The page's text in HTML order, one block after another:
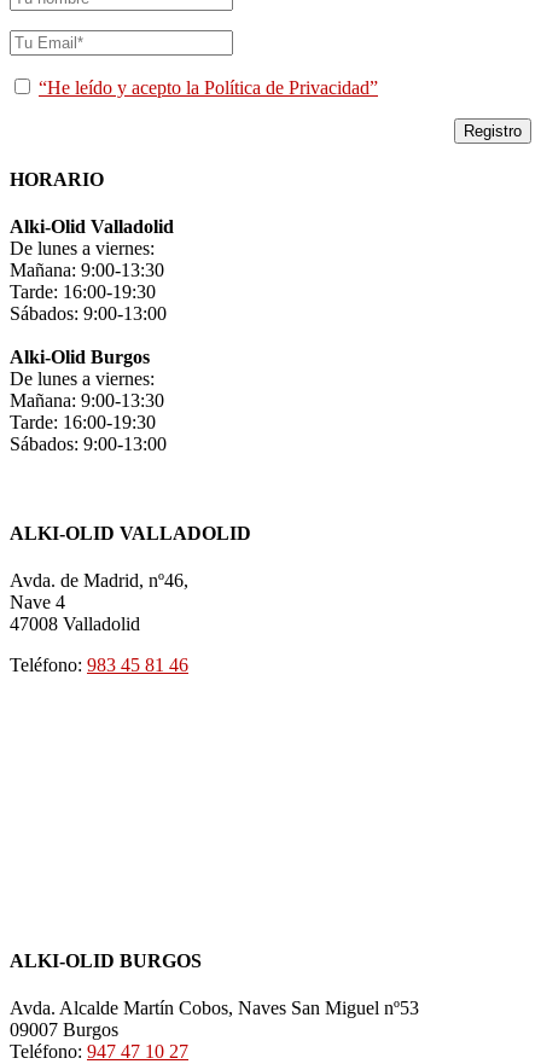
“He leído y acepto la Política de Privacidad”
HORARIO
Alki-Olid Valladolid
De lunes a viernes:
Mañana: 9:00-13:30
Tarde: 16:00-19:30
Sábados: 9:00-13:00
Alki-Olid Burgos
De lunes a viernes:
Mañana: 9:00-13:30
Tarde: 16:00-19:30
Sábados: 9:00-13:00
ALKI-OLID VALLADOLID
Avda. de Madrid, nº46,
Nave 4
47008 Valladolid
Teléfono: 983 45 81 46
ALKI-OLID BURGOS
Avda. Alcalde Martín Cobos, Naves San Miguel nº53
09007 Burgos
Teléfono: 947 47 10 27